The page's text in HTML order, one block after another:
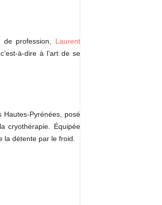
de profession, Laurent
à-dire à l’art de se
Pyrénées, posé
cryothérapie. Équipée
la détente par le froid.